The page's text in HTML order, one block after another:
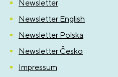
Newsletter
Newsletter English
Newsletter Polska
Newsletter Česko
Impressum